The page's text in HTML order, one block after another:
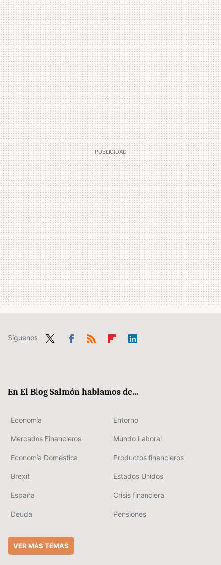
Síguenos
En El Blog Salmón hablamos de...
Economía Entorno
Mercados Financieros Mundo Laboral
Economía Doméstica Productos financieros
Brexit Estados Unidos
España Crisis financiera
Deuda Pensiones
VER MÁS TEMAS